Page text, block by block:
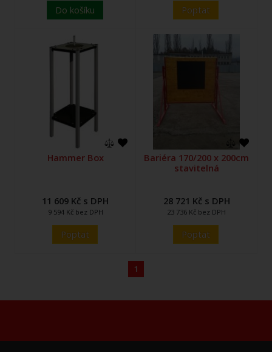
Do košíku Poptat
Hammer Box
11 609 Kč s DPH
9 594 Kč bez DPH
Poptat
Bariéra 170/200 x 200cm
stavitelná
28 721 Kč s DPH
23 736 Kč bez DPH
Poptat
1